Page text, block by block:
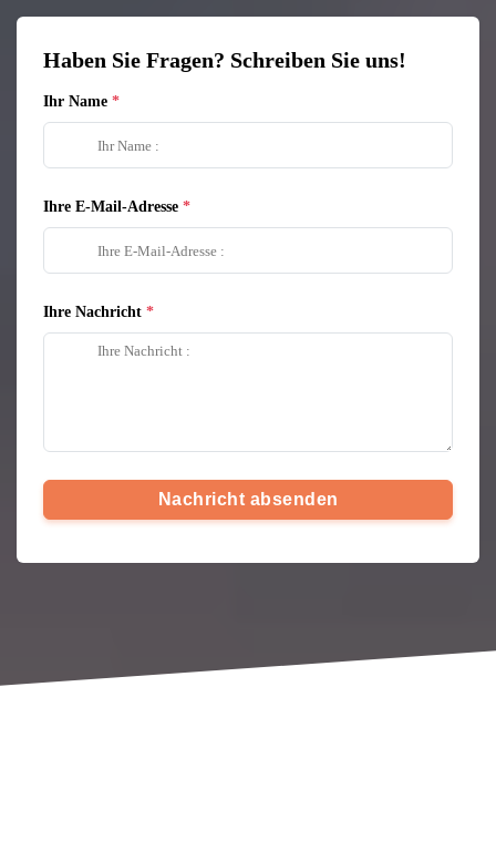
Haben Sie Fragen? Schreiben Sie uns!
Ihr Name
Ihre E-Mail-Adresse
Ihre Nachricht
Nachricht absenden